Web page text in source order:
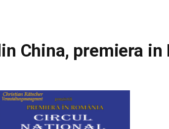
China, premiera in